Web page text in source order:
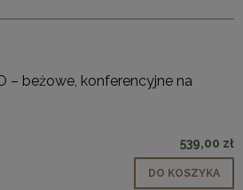
– beżowe, konferencyjne na
539,00 zł
DO KOSZYKA